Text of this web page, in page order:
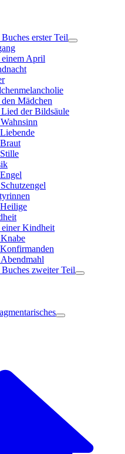
erster Teil
einem April
Mädchen
der Bildsäule
einer Kindheit
Buches zweiter Teil